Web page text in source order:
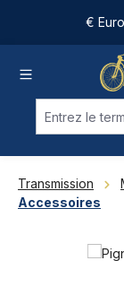
Passer au € Euro
Transmission
Accessoires
Ignorer la galerie